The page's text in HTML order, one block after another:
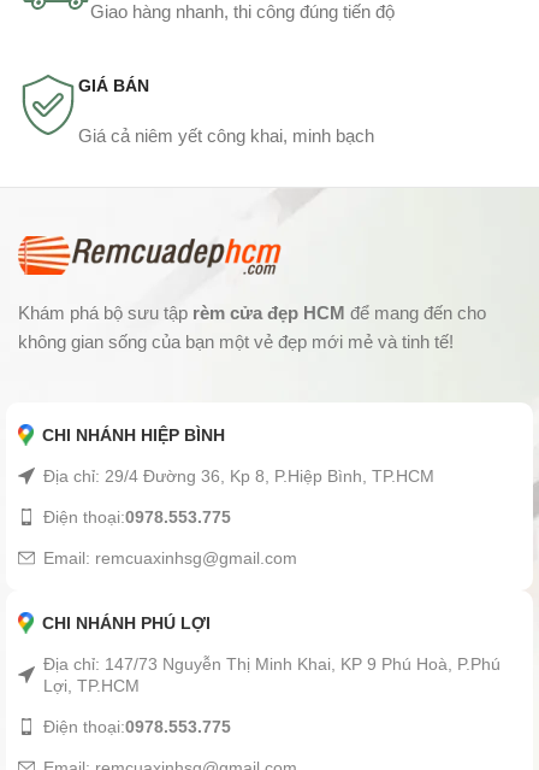
Giao hàng nhanh, thi công đúng tiến độ
GIÁ BÁN
Giá cả niêm yết công khai, minh bạch
Khám phá bộ sưu tập rèm cửa đẹp HCM để mang đến cho
không gian sống của bạn một vẻ đẹp mới mẻ và tinh tế!
CHI NHÁNH HIỆP BÌNH
Địa chỉ: 29/4 Đường 36, Kp 8, P.Hiệp Bình, TP.HCM
Điện thoại:0978.553.775
Email: remcuaxinhsg@gmail.com
CHI NHÁNH PHÚ LỢI
Địa chỉ: 147/73 Nguyễn Thị Minh Khai, KP 9 Phú Hoà, P.Phú
Lợi, TP.HCM
Điện thoại:0978.553.775